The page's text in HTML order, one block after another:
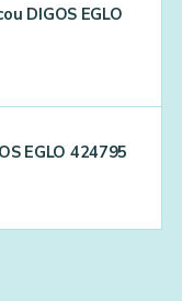
DIGOS EGLO
EGLO 424795